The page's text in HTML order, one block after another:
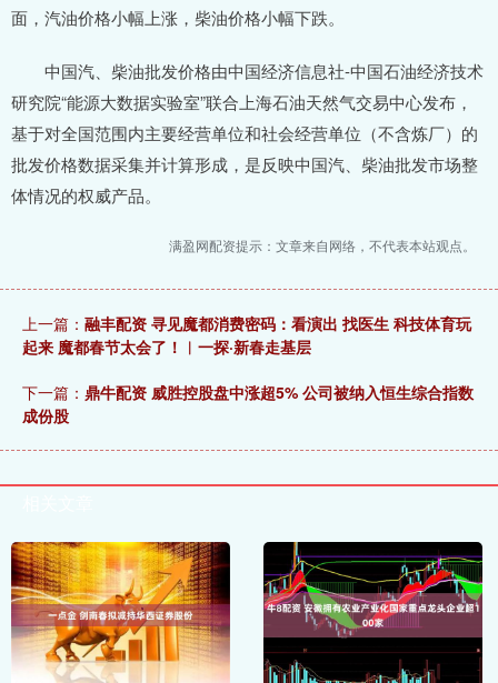
面，汽油价格小幅上涨，柴油价格小幅下跌。
中国汽、柴油批发价格由中国经济信息社-中国石油经济技术
研究院“能源大数据实验室”联合上海石油天然气交易中心发布，
基于对全国范围内主要经营单位和社会经营单位（不含炼厂）的
批发价格数据采集并计算形成，是反映中国汽、柴油批发市场整
体情况的权威产品。
满盈网配资提示：文章来自网络，不代表本站观点。
上一篇： 融丰配资 寻见魔都消费密码：看演出 找医生 科技体育玩
起来 魔都春节太会了！︱一探·新春走基层
下一篇： 鼎牛配资 威胜控股盘中涨超5% 公司被纳入恒生综合指数
成份股